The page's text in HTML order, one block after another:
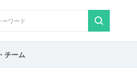
チーム